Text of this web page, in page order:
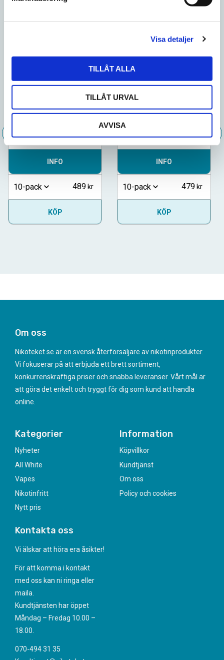
Visa detaljer
TILLÅT ALLA
TILLÅT URVAL
AVVISA
Relaterade produkter
Lägg till i favoriter
INFO
10-pack 489
KÖP
Lägg
INFO
10-pack 479
KÖP
Om oss
Nikoteket.se är en svensk återförsäljare av nikotinprodukter.
Vi fokuserar på att erbjuda ett brett sortiment,
konkurrenskraftiga priser och snabba leveranser. Vårt mål är
att göra det enkelt och tryggt för dig som kund att handla
online.
Kategorier
Nyheter
All White
Vapes
Nikotinfritt
Nytt pris
Information
Köpvillkor
Kundtjänst
Om oss
Policy och cookies
Kontakta oss
Vi älskar att höra era åsikter!
För att komma i kontakt
med oss kan ni ringa eller
maila.
Kundtjänsten har öppet
Måndag – Fredag 10.00 –
18.00.
070-494 31 35